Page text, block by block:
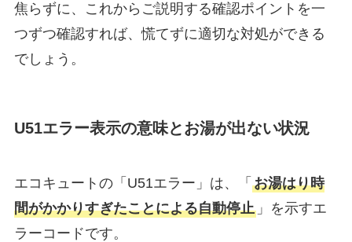
焦らずに、これからご説明する確認ポイントを一
つずつ確認すれば、慌てずに適切な対処ができる
でしょう。
U51エラー表示の意味とお湯が出ない状況
エコキュートの「U51エラー」は、「 お湯はり時
間がかかりすぎたことによる自動停止」を示すエ
ラーコードです。